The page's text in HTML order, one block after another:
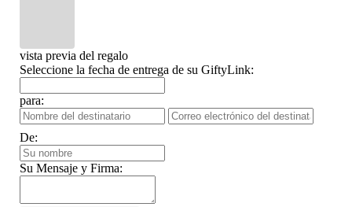
vista previa del regalo
Seleccione la fecha de entrega de su GiftyLink:
para:
De:
Su Mensaje y Firma: